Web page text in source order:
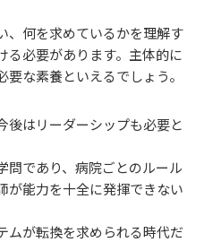
、何を求めているかを理解す
る必要があります。主体的に
な素養といえるでしょう。
後はリーダーシップも必要と
問であり、病院ごとのルール
が能力を十全に発揮できない
ムが転換を求められる時代だ